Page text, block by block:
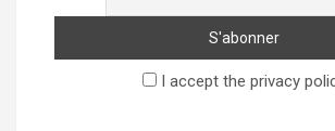
I accept the privacy